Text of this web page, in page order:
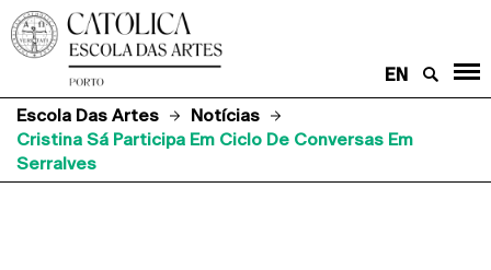
EN
Escola Das Artes
Notícias
Cristina Sá Participa Em Ciclo De Conversas Em
Serralves